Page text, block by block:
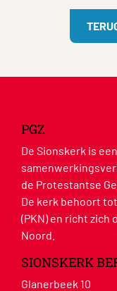
PGZ
De Sionskerk is
de Protestantse
De kerk behoort
(PKN) en richt zich
Noord.
SIONSKERK
Glanerbeek 10